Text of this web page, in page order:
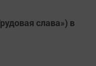
слава») в